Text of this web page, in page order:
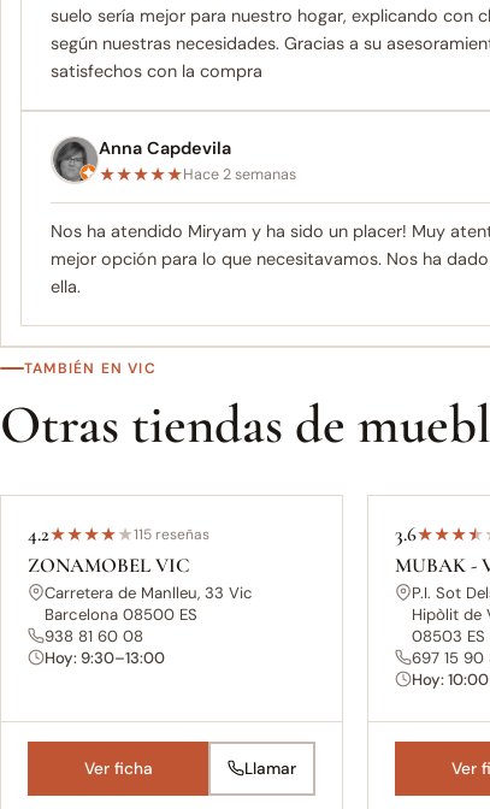
suelo sería mejor para nuestro hogar, explicando con
según nuestras necesidades. Gracias a su
satisfechos con la compra
Anna Capdevila
★★★★★Hace 2 semanas
Nos ha atendido Miryam y ha sido un placer! Muy
mejor opción para lo que necesitavamos. Nos ha
ella.
TAMBIÉN EN VIC
Otras tiendas de
4.2★★★★★115 reseñas
ZONAMOBEL VIC
Carretera de Manlleu, 33 Vic
Barcelona 08500 ES
938 81 60 08
Hoy: 9:30–13:00
Ver ficha Llamar
3.6★★★★
MUBAK -
P.I. Sot
Hipòlit de
08503 ES
697 15 90
Hoy:
Ver